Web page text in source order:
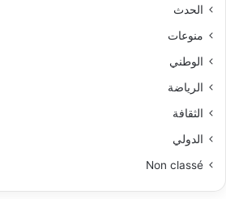
الحدث
منوعات
الوطني
الرياضة
الثقافة
الدولي
Non classé